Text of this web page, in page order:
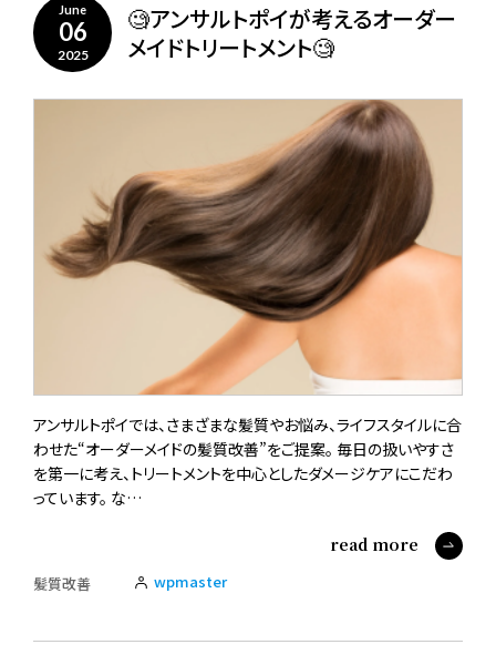
June
06
2025
🧐アンサルトポイが考えるオーダー
メイドトリートメント🧐
アンサルトポイでは、さまざまな髪質やお悩み、ライフスタイルに合
わせた“オーダーメイドの髪質改善”をご提案。 毎日の扱いやすさ
を第一に考え、トリートメントを中心としたダメージケアにこだわ
っています。 な…
read more
髪質改善 wpmaster